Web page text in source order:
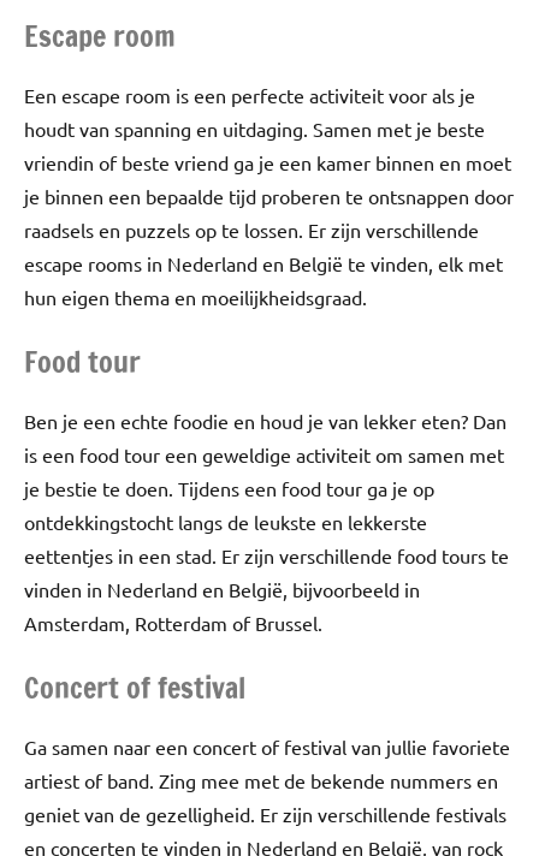
Escape room
Een escape room is een perfecte activiteit voor als je
houdt van spanning en uitdaging. Samen met je beste
vriendin of beste vriend ga je een kamer binnen en moet
je binnen een bepaalde tijd proberen te ontsnappen door
raadsels en puzzels op te lossen. Er zijn verschillende
escape rooms in Nederland en België te vinden, elk met
hun eigen thema en moeilijkheidsgraad.
Food tour
Ben je een echte foodie en houd je van lekker eten? Dan
is een food tour een geweldige activiteit om samen met
je bestie te doen. Tijdens een food tour ga je op
ontdekkingstocht langs de leukste en lekkerste
eettentjes in een stad. Er zijn verschillende food tours te
vinden in Nederland en België, bijvoorbeeld in
Amsterdam, Rotterdam of Brussel.
Concert of festival
Ga samen naar een concert of festival van jullie favoriete
artiest of band. Zing mee met de bekende nummers en
geniet van de gezelligheid. Er zijn verschillende festivals
en concerten te vinden in Nederland en België, van rock